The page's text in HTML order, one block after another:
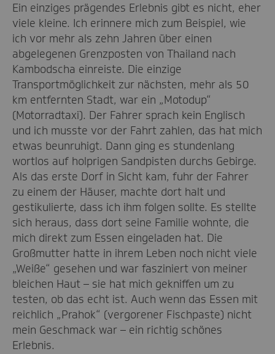
Ein einziges prägendes Erlebnis gibt es nicht, eher
viele kleine. Ich erinnere mich zum Beispiel, wie
ich vor mehr als zehn Jahren über einen
abgelegenen Grenzposten von Thailand nach
Kambodscha einreiste. Die einzige
Transportmöglichkeit zur nächsten, mehr als 50
km entfernten Stadt, war ein „Motodup“
(Motorradtaxi). Der Fahrer sprach kein Englisch
und ich musste vor der Fahrt zahlen, das hat mich
etwas beunruhigt. Dann ging es stundenlang
wortlos auf holprigen Sandpisten durchs Gebirge.
Als das erste Dorf in Sicht kam, fuhr der Fahrer
zu einem der Häuser, machte dort halt und
gestikulierte, dass ich ihm folgen sollte. Es stellte
sich heraus, dass dort seine Familie wohnte, die
mich direkt zum Essen eingeladen hat. Die
Großmutter hatte in ihrem Leben noch nicht viele
„Weiße“ gesehen und war fasziniert von meiner
bleichen Haut – sie hat mich gekniffen um zu
testen, ob das echt ist. Auch wenn das Essen mit
reichlich „Prahok“ (vergorener Fischpaste) nicht
mein Geschmack war – ein richtig schönes
Erlebnis.